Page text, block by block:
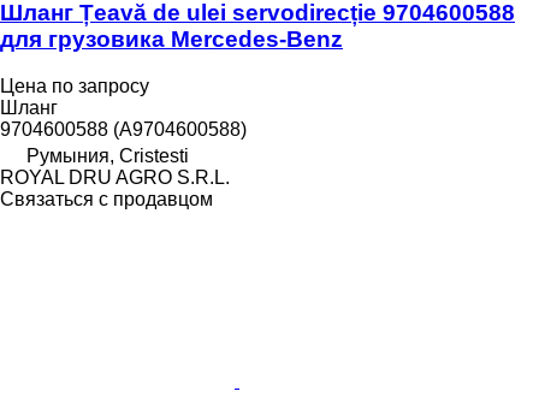
Шланг Țeavă de ulei servodirecție 9704600588
для грузовика Mercedes-Benz
Цена по запросу
Шланг
9704600588 (A9704600588)
Румыния, Cristesti
ROYAL DRU AGRO S.R.L.
Связаться с продавцом